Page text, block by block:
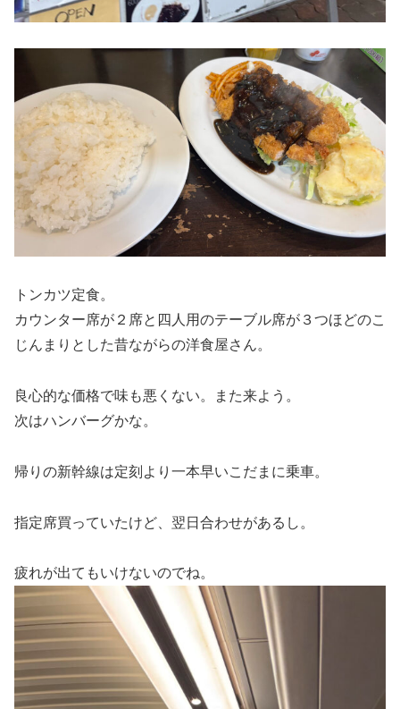
トンカツ定食。
カウンター席が２席と四人用のテーブル席が３つほどのこ
じんまりとした昔ながらの洋食屋さん。
良心的な価格で味も悪くない。また来よう。
次はハンバーグかな。
帰りの新幹線は定刻より一本早いこだまに乗車。
指定席買っていたけど、翌日合わせがあるし。
疲れが出てもいけないのでね。